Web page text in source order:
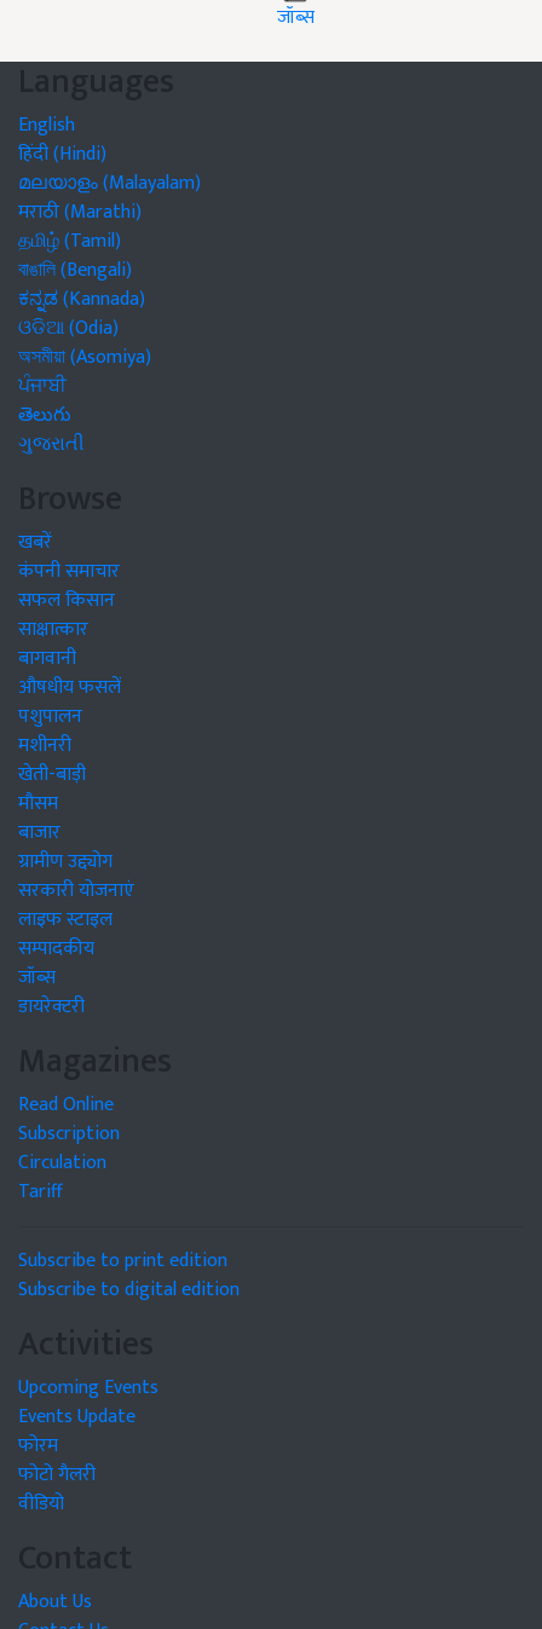
जॉब्स
Languages
English
हिंदी (Hindi)
മലയാളം (Malayalam)
मराठी (Marathi)
தமிழ் (Tamil)
বাঙালি (Bengali)
ಕನ್ನಡ (Kannada)
ଓଡିଆ (Odia)
অসমীয়া (Asomiya)
ਪੰਜਾਬੀ
తెలుగు
ગુજરાતી
Browse
खबरें
कंपनी समाचार
सफल किसान
साक्षात्कार
बागवानी
औषधीय फसलें
पशुपालन
मशीनरी
खेती-बाड़ी
मौसम
बाजार
ग्रामीण उद्द्योग
सरकारी योजनाएं
लाइफ स्टाइल
सम्पादकीय
जॉब्स
डायरेक्टरी
Magazines
Read Online
Subscription
Circulation
Tariff
Subscribe to print edition
Subscribe to digital edition
Activities
Upcoming Events
Events Update
फोरम
फोटो गैलरी
वीडियो
Contact
About Us